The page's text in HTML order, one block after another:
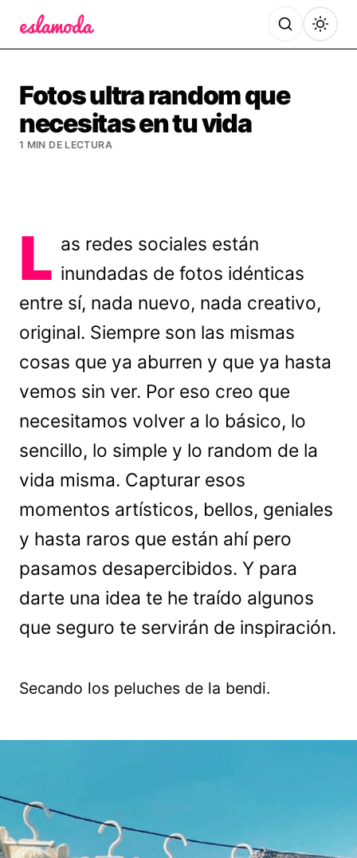
Fotos ultra random que
necesitas en tu vida
1 MIN DE LECTURA
L as redes sociales están
inundadas de fotos idénticas
entre sí, nada nuevo, nada creativo,
original. Siempre son las mismas
cosas que ya aburren y que ya hasta
vemos sin ver. Por eso creo que
necesitamos volver a lo básico, lo
sencillo, lo simple y lo random de la
vida misma. Capturar esos
momentos artísticos, bellos, geniales
y hasta raros que están ahí pero
pasamos desapercibidos. Y para
darte una idea te he traído algunos
que seguro te servirán de inspiración.
Secando los peluches de la bendi.